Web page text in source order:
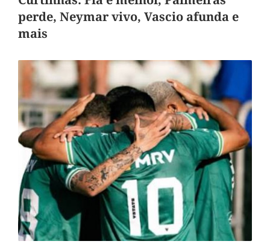
perde, Neymar vivo, Vascio afunda e
mais